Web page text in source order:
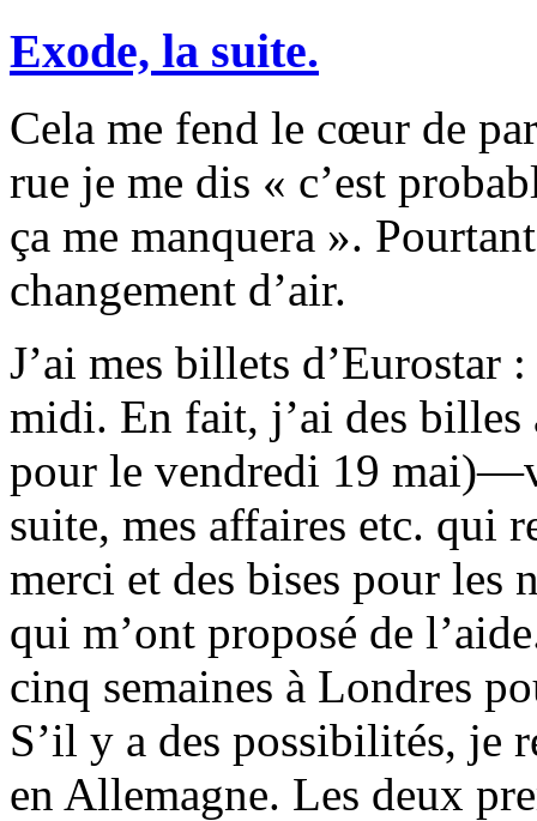
Exode, la suite.
Cela me fend le cœur de
rue je me dis « c’est
ça me manquera ».
changement d’air.
J’ai mes billets d’Eurostar
midi. En fait, j’ai des
pour le vendredi 19
suite, mes affaires etc. qui
merci et des bises pour les
qui m’ont proposé de
cinq semaines à Londres
S’il y a des possibilités, je
en Allemagne. Les deux